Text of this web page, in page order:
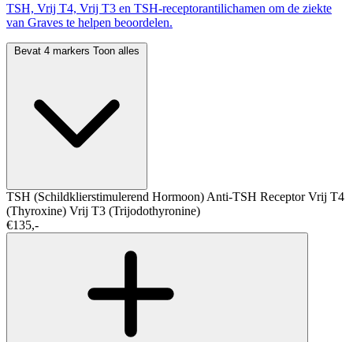
TSH, Vrij T4, Vrij T3 en TSH-receptorantilichamen om de ziekte
van Graves te helpen beoordelen.
Bevat 4 markers Toon alles
TSH (Schildklierstimulerend Hormoon) Anti-TSH ReceptorVrij T4
(Thyroxine) Vrij T3 (Trijodothyronine)
€135,-